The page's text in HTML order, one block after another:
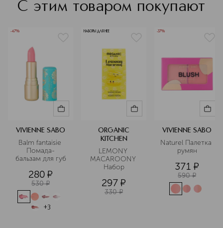
С этим товаром покупают
-47%
VIVIENNE SABO
Balm fantaisie
Помада-
бальзам для губ
280 ¤
530 ¤
+3
НАБОРЫ ДЛЯ НЕЕ
ORGANIC
KITCHEN
LEMONY
MACAROONY
Набор
297 ¤
330 ¤
-37%
VIVIENNE SABO
Naturel Палетка
румян
371 ¤
590 ¤